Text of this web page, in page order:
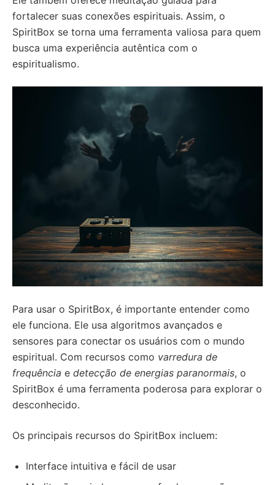
fortalecer suas conexões espirituais. Assim, o
SpiritBox se torna uma ferramenta valiosa para quem
busca uma experiência autêntica com o
espiritualismo.
Para usar o SpiritBox, é importante entender como
ele funciona. Ele usa algoritmos avançados e
sensores para conectar os usuários com o mundo
espiritual. Com recursos como varredura de
frequência e detecção de energias paranormais, o
SpiritBox é uma ferramenta poderosa para explorar o
desconhecido.
Os principais recursos do SpiritBox incluem:
Interface intuitiva e fácil de usar